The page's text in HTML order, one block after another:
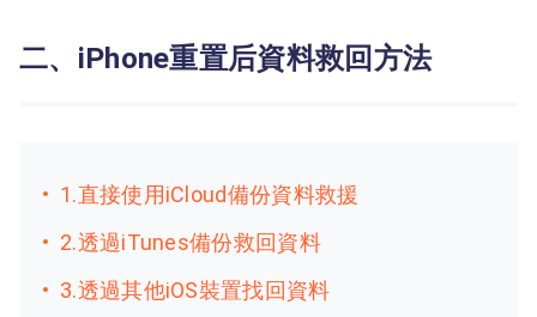
二、iPhone重置后資料救回方法
1.直接使用iCloud備份資料救援
2.透過iTunes備份救回資料
3.透過其他iOS裝置找回資料